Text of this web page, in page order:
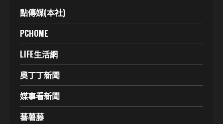
點傳媒(本社)
PCHOME
LIFE生活網
奧丁丁新聞
媒事看新聞
蕃薯藤